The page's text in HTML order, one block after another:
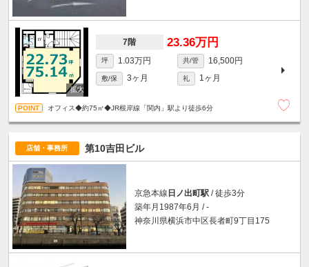
7階 23.36万円
坪 1.03万円 共/管 16,500円
敷/保 3ヶ月 礼 1ヶ月
オフィス◆約75㎡◆JR根岸線「関内」駅より徒歩6分
店舗・事務所 第10吉田ビル
京急本線 日ノ出町駅 / 徒歩3分
築年月1987年6月 / -
神奈川県横浜市中区長者町9丁目175